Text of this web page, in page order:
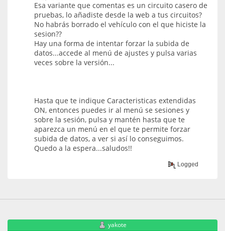
Esa variante que comentas es un circuito casero de
pruebas, lo añadiste desde la web a tus circuitos?
No habrás borrado el vehículo con el que hiciste la
sesion??
Hay una forma de intentar forzar la subida de
datos...accede al menú de ajustes y pulsa varias
veces sobre la versión...
Hasta que te indique Caracteristicas extendidas
ON, entonces puedes ir al menú se sesiones y
sobre la sesión, pulsa y mantén hasta que te
aparezca un menú en el que te permite forzar
subida de datos, a ver si así lo conseguimos.
Quedo a la espera...saludos!!
Logged
yakote